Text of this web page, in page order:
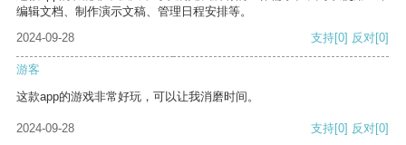
编辑文档、制作演示文稿、管理日程安排等。
2024-09-28
支持[0] 反对[0]
游客
这款app的游戏非常好玩，可以让我消磨时间。
2024-09-28 支持[0] 反对[0]